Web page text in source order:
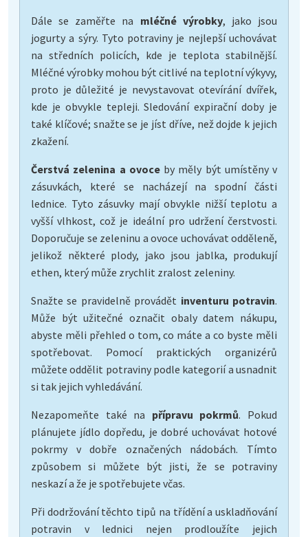
Dále se zaměřte na mléčné výrobky, jako jsou
jogurty a sýry. Tyto potraviny je nejlepší uchovávat
na středních policích, kde je teplota stabilnější.
Mléčné výrobky mohou být citlivé na teplotní výkyvy,
proto je důležité je nevystavovat otevírání dvířek,
kde je obvykle tepleji. Sledování expirační doby je
také klíčové; snažte se je jíst dříve, než dojde k jejich
zkažení.
Čerstvá zelenina a ovoceby měly být umístěny v
zásuvkách, které se nacházejí na spodní části
lednice. Tyto zásuvky mají obvykle nižší teplotu a
vyšší vlhkost, což je ideální pro udržení čerstvosti.
Doporučuje se zeleninu a ovoce uchovávat odděleně,
jelikož některé plody, jako jsou jablka, produkují
ethen, který může zrychlit zralost zeleniny.
Snažte se pravidelně provádět inventuru potravin.
Může být užitečné označit obaly datem nákupu,
abyste měli přehled o tom, co máte a co byste měli
spotřebovat. Pomocí praktických organizérů
můžete oddělit potraviny podle kategorií a usnadnit
si tak jejich vyhledávání.
Nezapomeňte také na přípravu pokrmů. Pokud
plánujete jídlo dopředu, je dobré uchovávat hotové
pokrmy v dobře označených nádobách. Tímto
způsobem si můžete být jisti, že se potraviny
neskazí a že je spotřebujete včas.
Při dodržování těchto tipů na třídění a uskladňování
potravin v lednici nejen prodloužíte jejich